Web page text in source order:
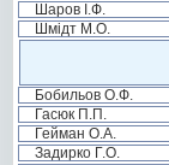
Шаров І.Ф.
Шмідт М.О.
Бобильов О.Ф.
Гасюк П.П.
Гейман О.А.
Задирко Г.О.